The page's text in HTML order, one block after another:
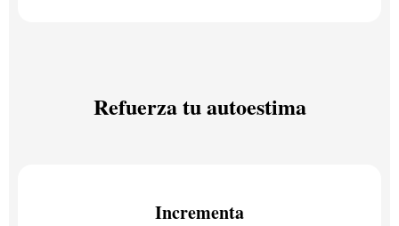
Refuerza tu autoestima
Incrementa